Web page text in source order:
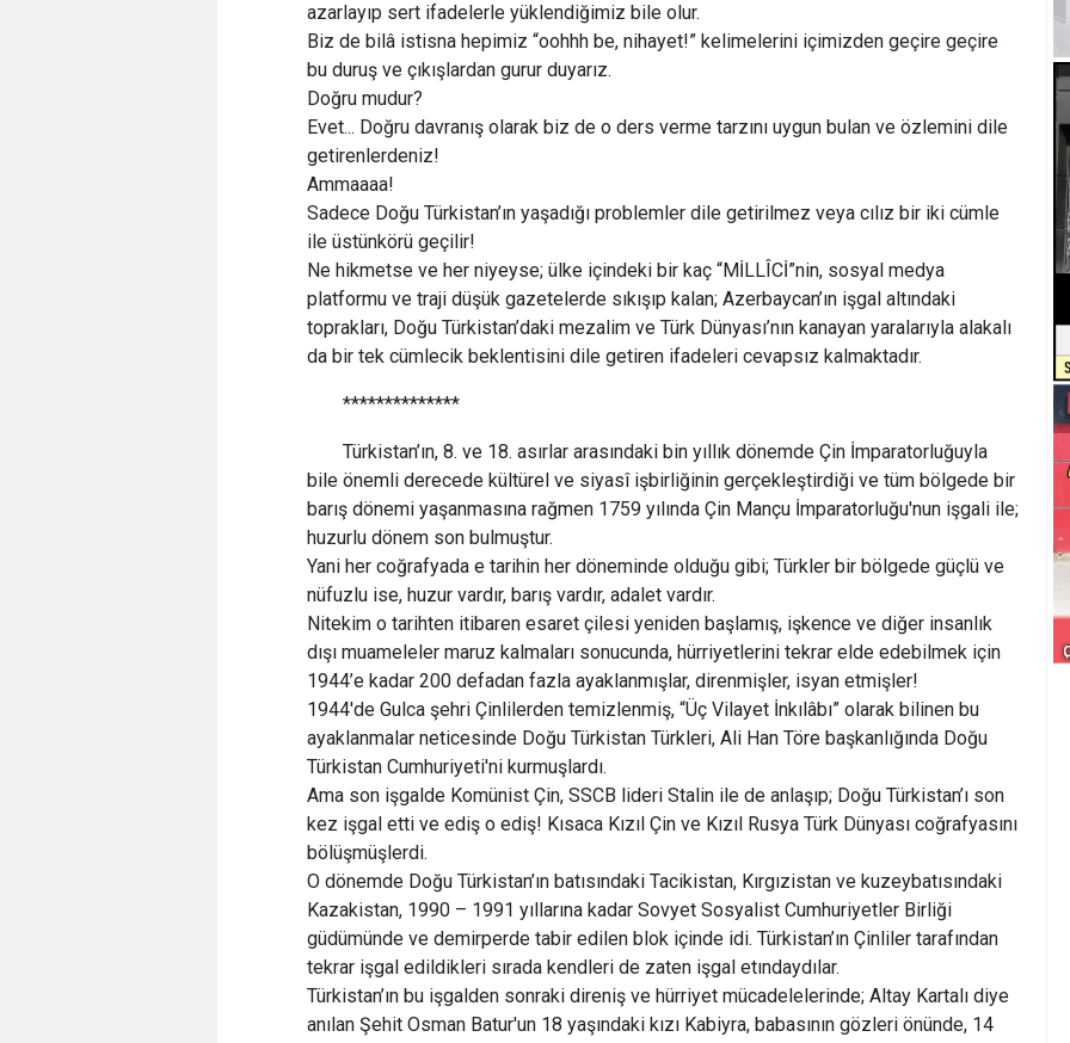
azarlayıp sert ifadelerle yüklendiğimiz bile olur.
Biz de bilâ istisna hepimiz “oohhh be, nihayet!” kelimelerini içimizden geçire geçire
bu duruş ve çıkışlardan gurur duyarız.
Doğru mudur?
Evet... Doğru davranış olarak biz de o ders verme tarzını uygun bulan ve özlemini dile
getirenlerdeniz!
Ammaaaa!
Sadece Doğu Türkistan’ın yaşadığı problemler dile getirilmez veya cılız bir iki cümle
ile üstünkörü geçilir!
Ne hikmetse ve her niyeyse; ülke içindeki bir kaç “MİLLÎCİ”nin, sosyal medya
platformu ve traji düşük gazetelerde sıkışıp kalan; Azerbaycan’ın işgal altındaki
toprakları, Doğu Türkistan’daki mezalim ve Türk Dünyası’nın kanayan yaralarıyla alakalı
da bir tek cümlecik beklentisini dile getiren ifadeleri cevapsız kalmaktadır.
**************
Türkistan’ın, 8. ve 18. asırlar arasındaki bin yıllık dönemde Çin İmparatorluğuyla
bile önemli derecede kültürel ve siyasî işbirliğinin gerçekleştirdiği ve tüm bölgede bir
barış dönemi yaşanmasına rağmen 1759 yılında Çin Mançu İmparatorluğu'nun işgali ile;
huzurlu dönem son bulmuştur.
Yani her coğrafyada e tarihin her döneminde olduğu gibi; Türkler bir bölgede güçlü ve
nüfuzlu ise, huzur vardır, barış vardır, adalet vardır.
Nitekim o tarihten itibaren esaret çilesi yeniden başlamış, işkence ve diğer insanlık
dışı muameleler maruz kalmaları sonucunda, hürriyetlerini tekrar elde edebilmek için
1944’e kadar 200 defadan fazla ayaklanmışlar, direnmişler, isyan etmişler!
1944'de Gulca şehri Çinlilerden temizlenmiş, “Üç Vilayet İnkılâbı” olarak bilinen bu
ayaklanmalar neticesinde Doğu Türkistan Türkleri, Ali Han Töre başkanlığında Doğu
Türkistan Cumhuriyeti'ni kurmuşlardı.
Ama son işgalde Komünist Çin, SSCB lideri Stalin ile de anlaşıp; Doğu Türkistan’ı son
kez işgal etti ve ediş o ediş! Kısaca Kızıl Çin ve Kızıl Rusya Türk Dünyası coğrafyasını
bölüşmüşlerdi.
O dönemde Doğu Türkistan’ın batısındaki Tacikistan, Kırgızistan ve kuzeybatısındaki
Kazakistan, 1990 – 1991 yıllarına kadar Sovyet Sosyalist Cumhuriyetler Birliği
güdümünde ve demirperde tabir edilen blok içinde idi. Türkistan’ın Çinliler tarafından
tekrar işgal edildikleri sırada kendleri de zaten işgal etındaydılar.
Türkistan’ın bu işgalden sonraki direniş ve hürriyet mücadelelerinde; Altay Kartalı diye
anılan Şehit Osman Batur'un 18 yaşındaki kızı Kabiyra, babasının gözleri önünde, 14